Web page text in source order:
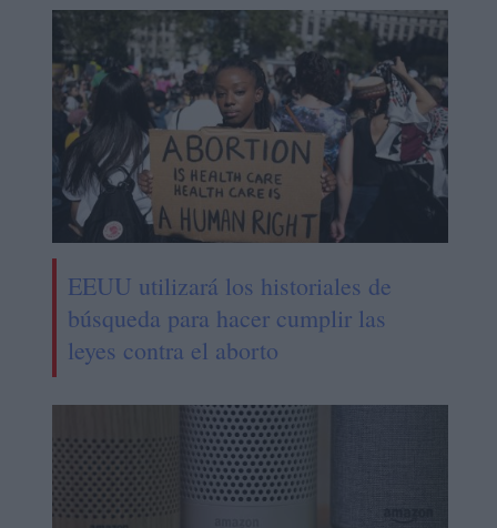
EEUU utilizará los historiales de
búsqueda para hacer cumplir las
leyes contra el aborto